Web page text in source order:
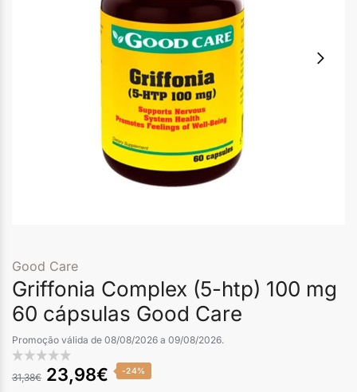
Good Care
Griffonia Complex (5-htp) 100 mg
60 cápsulas Good Care
Promoção válida de 08/08/2026 a 09/08/2026.
31,38€ 23,98€ -24%